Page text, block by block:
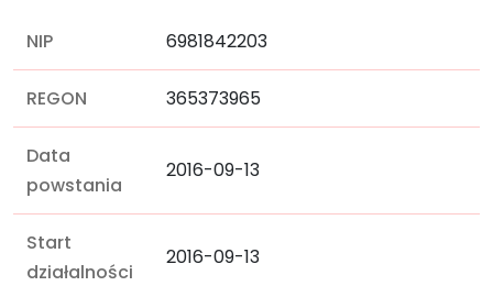
NIP 6981842203
REGON 365373965
Data
powstania
2016-09-13
Start
działalności
2016-09-13